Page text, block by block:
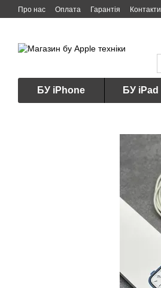
Перейти до основного контенту
Про нас Оплата Гарантія Контакти
БУ iPhone БУ iPad